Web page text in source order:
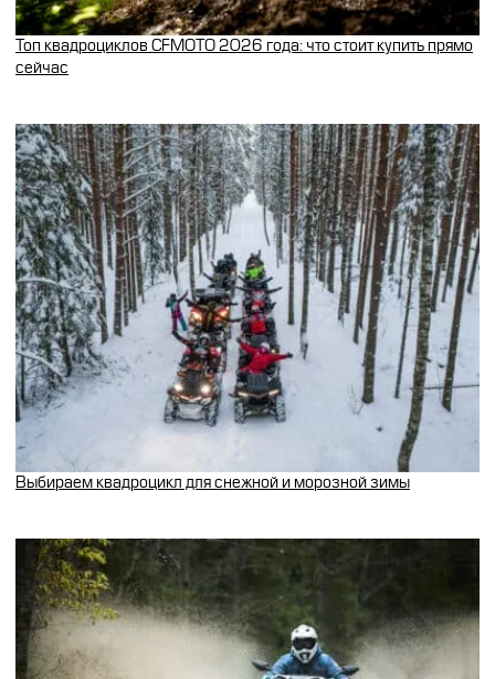
Топ квадроциклов CFMOTO 2026 года: что стоит купить прямо
сейчас
Выбираем квадроцикл для снежной и морозной зимы